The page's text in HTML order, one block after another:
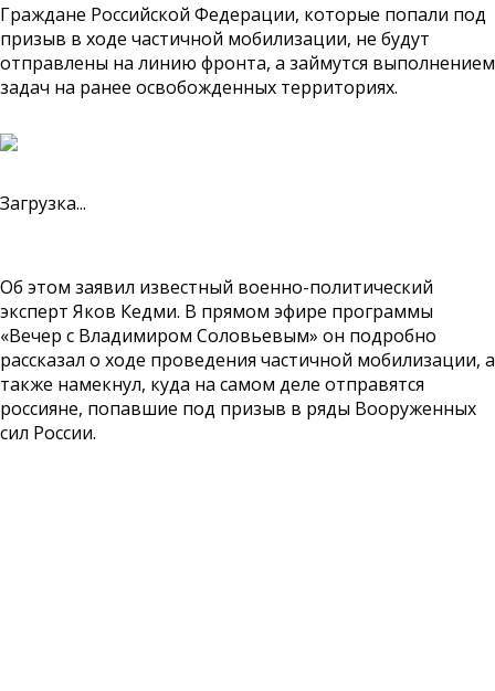
Граждане Российской Федерации, которые попали под
призыв в ходе частичной мобилизации, не будут
отправлены на линию фронта, а займутся выполнением
задач на ранее освобожденных территориях.
Загрузка...
Об этом заявил известный военно-политический
эксперт Яков Кедми. В прямом эфире программы
«Вечер с Владимиром Соловьевым» он подробно
рассказал о ходе проведения частичной мобилизации, а
также намекнул, куда на самом деле отправятся
россияне, попавшие под призыв в ряды Вооруженных
сил России.